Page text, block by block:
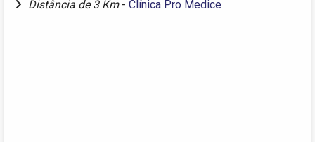
Distância de 3 Km - Clínica Pro Medice